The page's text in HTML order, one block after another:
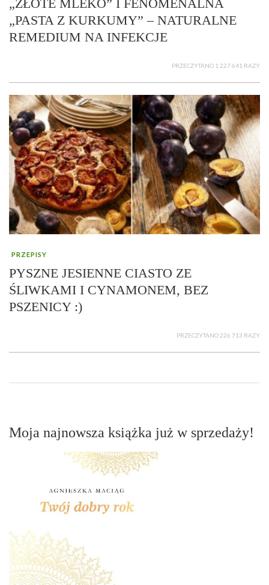
„ZŁOTE MLEKO” I FENOMENALNA
„PASTA Z KURKUMY” – NATURALNE
REMEDIUM NA INFEKCJE
PRZECZYTANO 1 227 641 RAZY
PRZEPISY
PYSZNE JESIENNE CIASTO ZE
ŚLIWKAMI I CYNAMONEM, BEZ
PSZENICY :)
PRZECZYTANO 226 713 RAZY
Moja najnowsza książka już w sprzedaży!